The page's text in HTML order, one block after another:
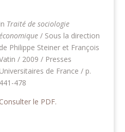
in Traité de sociologie
/ Sous la direction
de Philippe Steiner et François
/ 2009 / Presses
Universitaires de France / p.
441-478
Consulter le PDF.